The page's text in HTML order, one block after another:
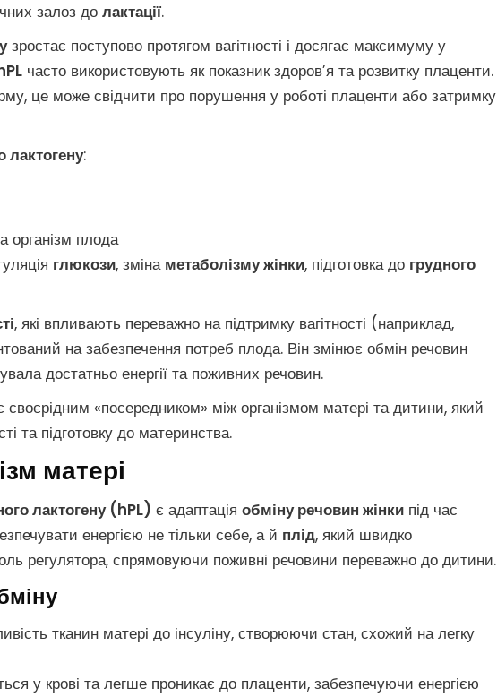
залоз до лактації.
зростає поступово протягом вагітності і досягає максимуму у
часто використовують як показник здоров’я та розвитку плаценти.
це може свідчити про порушення у роботі плаценти або затримку
лактогену:
організм плода
глюкози, зміна метаболізму жінки, підготовка до грудного
, які впливають переважно на підтримку вагітності (наприклад,
на забезпечення потреб плода. Він змінює обмін речовин
достатньо енергії та поживних речовин.
своєрідним «посередником» між організмом матері та дитини, який
та підготовку до материнства.
матері
лактогену (hPL) є адаптація обміну речовин жінки під час
енергією не тільки себе, а й плід, який швидко
регулятора, спрямовуючи поживні речовини переважно до дитини.
тканин матері до інсуліну, створюючи стан, схожий на легку
у крові та легше проникає до плаценти, забезпечуючи енергією